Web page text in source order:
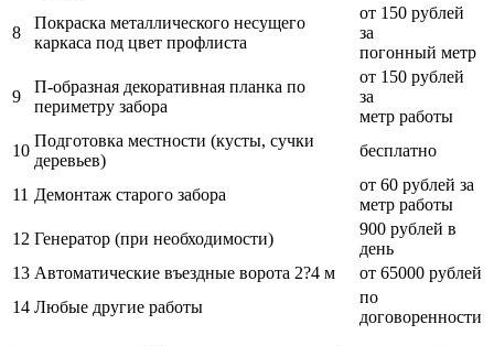
8
Покраска металлического несущего
каркаса под цвет профлиста
от 150 рублей
за
погонный метр
9
П-образная декоративная планка по
периметру забора
от 150 рублей
за
метр работы
10
Подготовка местности (кусты, сучки
деревьев)
бесплатно
11 Демонтаж старого забора
от 60 рублей за
метр работы
12 Генератор (при необходимости)
900 рублей в
день
13 Автоматические въездные ворота 2?4 м
от 65000 рублей
14 Любые другие работы
по
договоренности